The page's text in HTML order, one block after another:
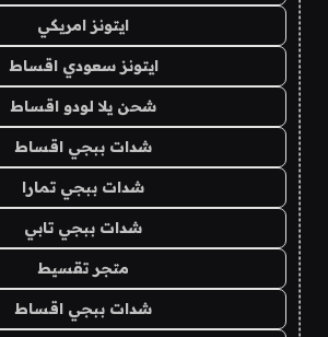
ايتونز امريكي
ايتونز سعودي اقساط
شحن يلا لودو اقساط
شدات ببجي اقساط
شدات ببجي تمارا
شدات ببجي تابي
متجر تقسيط
شدات ببجي اقساط